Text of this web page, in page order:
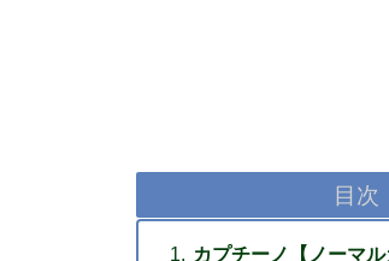
目次
カプチーノ【ノーマル